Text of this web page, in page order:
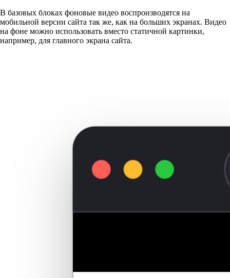
В базовых блоках фоновые видео воспроизводятся на
мобильной версии сайта так же, как на больших экранах. Видео
на фоне можно использовать вместо статичной картинки,
например, для главного экрана сайта.